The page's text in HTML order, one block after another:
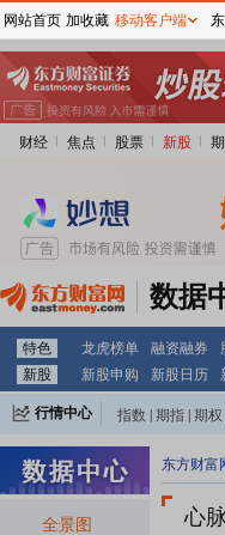
财经 焦点 股票 新股
数据
特色 龙虎榜单 融资融券
新股
新股申购 新股日历
行情中心 指数 期指 期权
全景图
东方财富
心
网站首页 加收藏 移动客户端